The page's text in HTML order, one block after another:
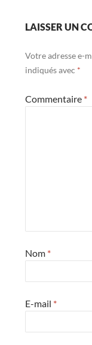
LAISSER UN
Votre adresse e-
indiqués avec *
Commentaire *
Nom *
E-mail *